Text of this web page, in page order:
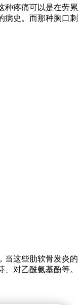
种疼痛可以是在劳累
病史。而那种胸口刺
当这些肋软骨发炎的
对乙酰氨基酚等。